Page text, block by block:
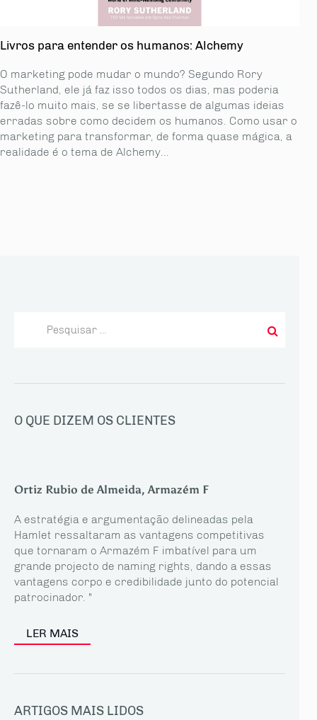
Livros para entender os humanos: Alchemy
O marketing pode mudar o mundo? Segundo Rory
Sutherland, ele já faz isso todos os dias, mas poderia
fazê-lo muito mais, se se libertasse de algumas ideias
erradas sobre como decidem os humanos. Como usar o
marketing para transformar, de forma quase mágica, a
realidade é o tema de Alchemy...
O QUE DIZEM OS CLIENTES
Ortiz Rubio de Almeida, Armazém F
A estratégia e argumentação delineadas pela
Hamlet ressaltaram as vantagens competitivas
que tornaram o Armazém F imbatível para um
grande projecto de naming rights, dando a essas
vantagens corpo e credibilidade junto do potencial
patrocinador. "
LER MAIS
ARTIGOS MAIS LIDOS